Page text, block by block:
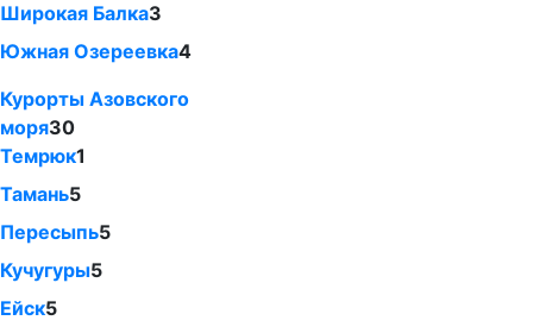
Широкая Балка3
Южная Озереевка4
Курорты Азовского
моря30
Темрюк1
Тамань5
Пересыпь5
Кучугуры5
Ейск5